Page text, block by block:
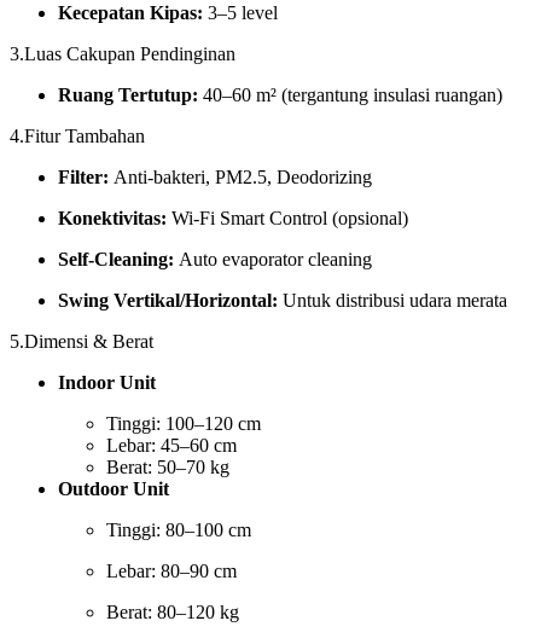
Kecepatan Kipas: 3–5 level
3.Luas Cakupan Pendinginan
Ruang Tertutup: 40–60 m² (tergantung insulasi ruangan)
4.Fitur Tambahan
Filter: Anti-bakteri, PM2.5, Deodorizing
Konektivitas: Wi-Fi Smart Control (opsional)
Self-Cleaning: Auto evaporator cleaning
Swing Vertikal/Horizontal: Untuk distribusi udara merata
5.Dimensi & Berat
Indoor Unit
Tinggi: 100–120 cm
Lebar: 45–60 cm
Berat: 50–70 kg
Outdoor Unit
Tinggi: 80–100 cm
Lebar: 80–90 cm
Berat: 80–120 kg